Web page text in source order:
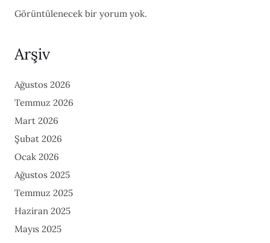
Görüntülenecek bir yorum yok.
Arşiv
Ağustos 2026
Temmuz 2026
Mart 2026
Şubat 2026
Ocak 2026
Ağustos 2025
Temmuz 2025
Haziran 2025
Mayıs 2025